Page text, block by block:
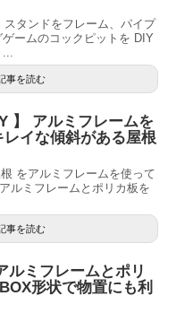
タンドをフレーム、パイプ
ームのコックピットを DIY
...
事を読む
】 アルミフレームを
イな傾斜がある屋根
をアルミフレームを使って
ルミフレームとポリカ板を
事を読む
ルミフレームとポリ
形状で物置にも利